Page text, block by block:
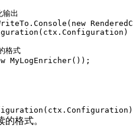
出
格式
MyLogEnricher());
格式。